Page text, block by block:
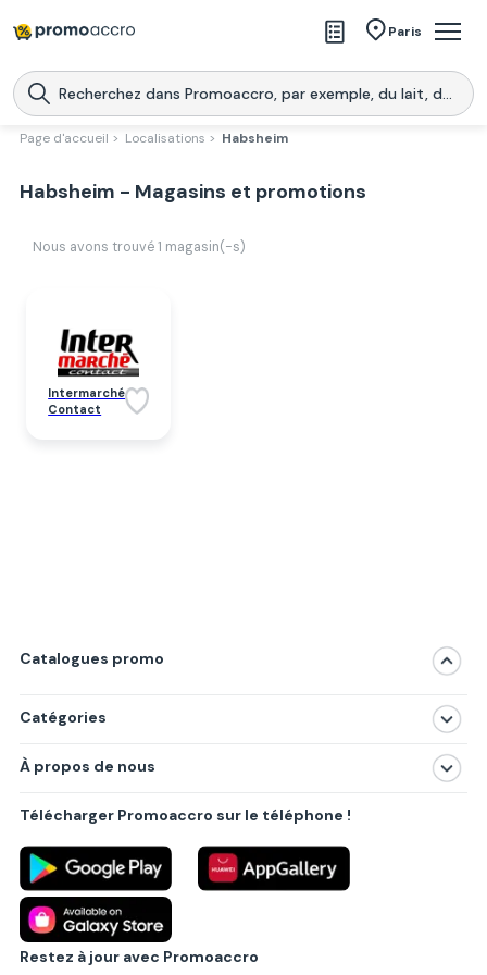
Paris
Magasins
Produits
Promoaccro
l'application
Page d'accueil > Localisations > Habsheim
Habsheim - Magasins et promotions
Nous avons trouvé 1 magasin(-s)
Intermarché
Contact
Catalogues promo
Catégories
Produits
Villes principales
À propos de nous
Politique de confidentialité
Règlements
Partenariat B2B
Blog
Contact
Télécharger Promoaccro sur le téléphone !
Restez à jour avec Promoaccro